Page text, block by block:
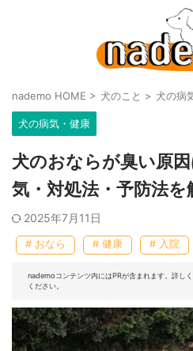
nademo HOME > 犬のこと > 犬の病
犬の病気・健康
犬のおならが臭い原
気・対処法・予防法を
2025年7月11日
# おなら # 健康 # 入院
nademoコンテンツ内にはPRが含まれます。詳し
ください。